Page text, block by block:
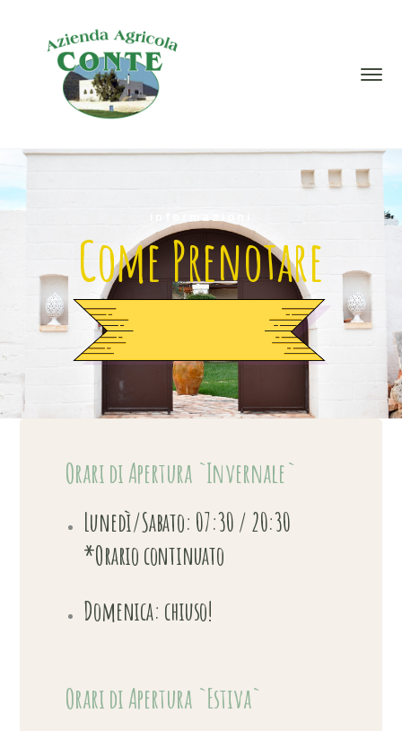
Come Prenotare
Orari di Apertura `Invernale`
Lunedì/Sabato: 07:30 / 20:30
*Orario continuato
Domenica: chiuso!
Orari di Apertura `Estiva`